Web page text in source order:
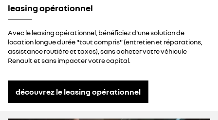
leasing opérationnel
Avec le leasing opérationnel, bénéficiez d'une solution de
location longue durée "tout compris" (entretien et réparations,
assistance routière et taxes), sans acheter votre véhicule
Renault et sans impacter votre capital.
découvrez le leasing opérationnel